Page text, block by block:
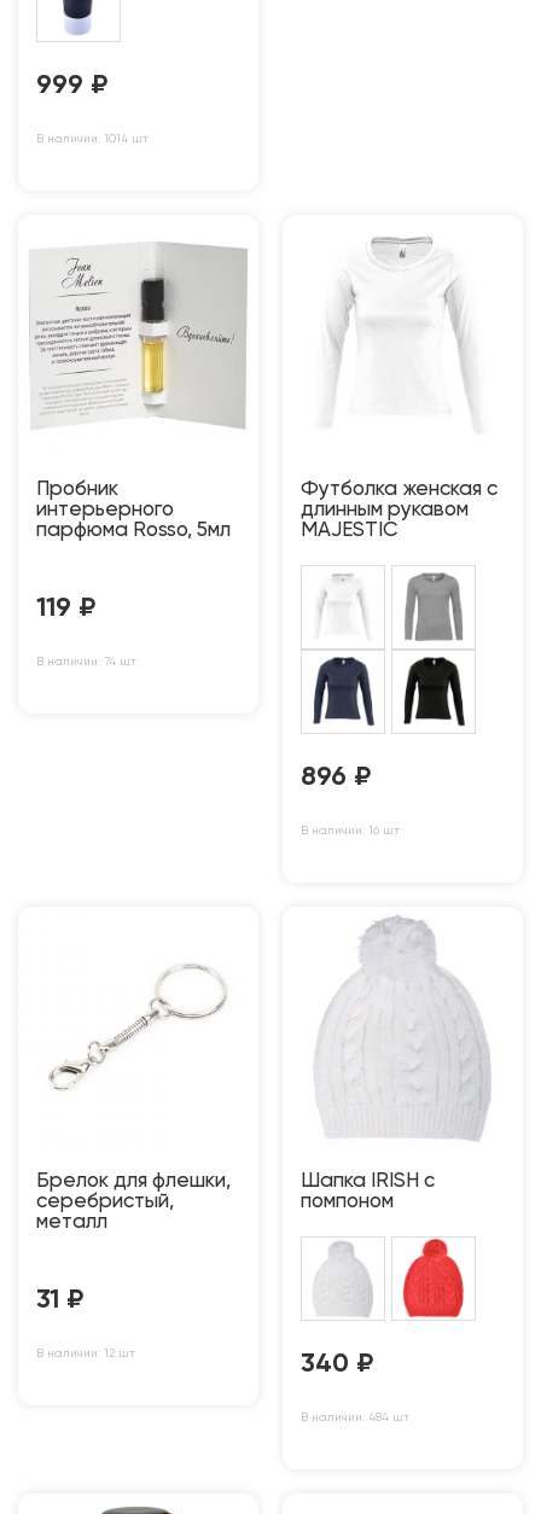
999 ₽
В наличии: 1014 шт
Пробник
интерьерного
парфюма Rosso, 5мл
119 ₽
В наличии: 74 шт
Футболка женская с
длинным рукавом
MAJESTIC
896 ₽
В наличии: 16 шт
Брелок для флешки,
серебристый,
металл
31 ₽
В наличии: 12 шт
Шапка IRISH с
помпоном
340 ₽
В наличии: 484 шт